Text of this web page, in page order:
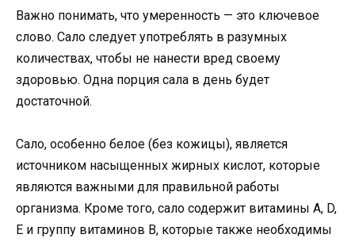
Важно понимать, что умеренность — это ключевое
слово. Сало следует употреблять в разумных
количествах, чтобы не нанести вред своему
здоровью. Одна порция сала в день будет
достаточной.
Сало, особенно белое (без кожицы), является
источником насыщенных жирных кислот, которые
являются важными для правильной работы
организма. Кроме того, сало содержит витамины А, D,
E и группу витаминов В, которые также необходимы